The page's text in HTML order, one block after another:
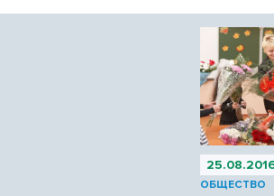
ОБЩЕСТВО